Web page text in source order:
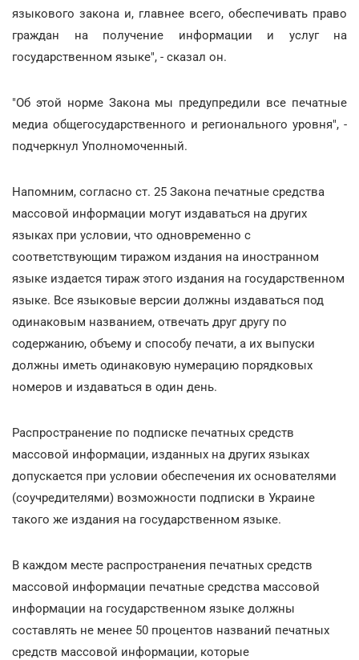
языкового закона и, главнее всего, обеспечивать право
граждан на получение информации и услуг на
государственном языке", - сказал он.
"Об этой норме Закона мы предупредили все печатные
медиа общегосударственного и регионального уровня", -
подчеркнул Уполномоченный.
Напомним, согласно ст. 25 Закона печатные средства
массовой информации могут издаваться на других
языках при условии, что одновременно с
соответствующим тиражом издания на иностранном
языке издается тираж этого издания на государственном
языке. Все языковые версии должны издаваться под
одинаковым названием, отвечать друг другу по
содержанию, объему и способу печати, а их выпуски
должны иметь одинаковую нумерацию порядковых
номеров и издаваться в один день.
Распространение по подписке печатных средств
массовой информации, изданных на других языках
допускается при условии обеспечения их основателями
(соучредителями) возможности подписки в Украине
такого же издания на государственном языке.
В каждом месте распространения печатных средств
массовой информации печатные средства массовой
информации на государственном языке должны
составлять не менее 50 процентов названий печатных
средств массовой информации, которые